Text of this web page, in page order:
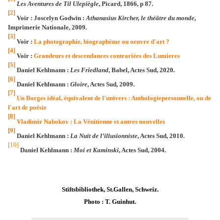
Les Aventures de Til Ulepiègle, Picard, 1866, p 87.
[2]
Voir : Joscelyn Godwin : Athanasius Kircher, le théâtre du monde,
Imprimerie Nationale, 2009.
[3]
Voir : La photographie, biographème ou oeuvre d'art ?
[4]
Voir : Grandeurs et descendances contrariées des Lumieres
[5]
Daniel Kehlmann : Les Friedland, Babel, Actes Sud, 2020.
[6]
Daniel Kehlmann : Gloire, Actes Sud, 2009.
[7]
Un Borges idéal, équivalent de l'univers : Anthologiepersonnelle, ou de
l'art de poésie
[8]
Vladimir Nabokov : La Vénitienne et autres nouvelles
[9]
Daniel Kehlmann : La Nuit de l’illusionniste, Actes Sud, 2010.
[10]
Daniel Kehlmann : Moi et Kaminski, Actes Sud, 2004.
Stiftsbibliothek, St.Gallen, Schweiz.
Photo : T. Guinhut.